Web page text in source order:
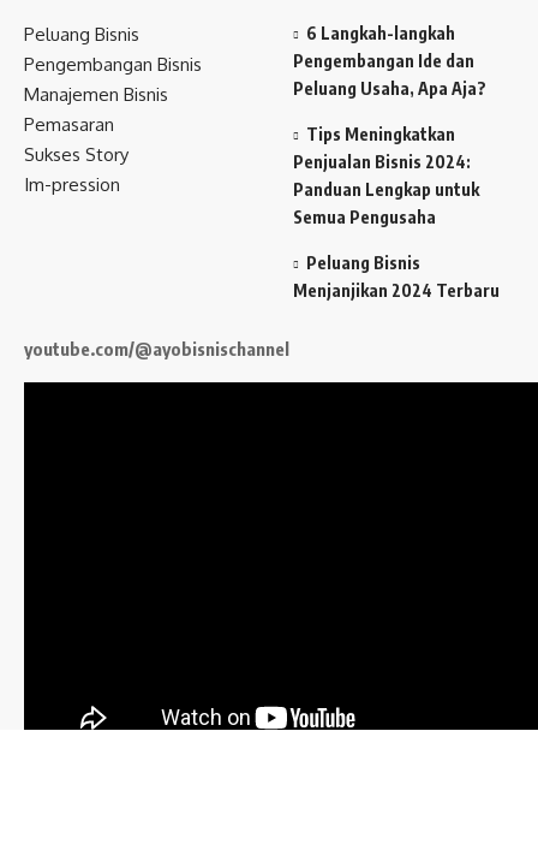
Peluang Bisnis
Pengembangan Bisnis
Manajemen Bisnis
Pemasaran
Sukses Story
Im-pression
6 Langkah-langkah
Pengembangan Ide dan
Peluang Usaha, Apa Aja?
Tips Meningkatkan
Penjualan Bisnis 2024:
Panduan Lengkap untuk
Semua Pengusaha
Peluang Bisnis
Menjanjikan 2024 Terbaru
youtube.com/@ayobisnischannel